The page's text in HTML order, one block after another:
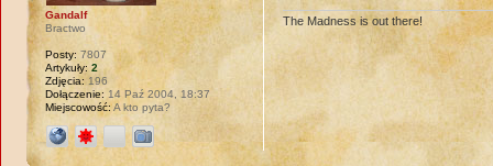
The Madness is out there!
Gandalf
Bractwo
Posty: 7807
Artykuły: 2
Zdjęcia: 196
Dołączenie: 14 Paź 2004, 18:37
Miejscowość:A kto pyta?